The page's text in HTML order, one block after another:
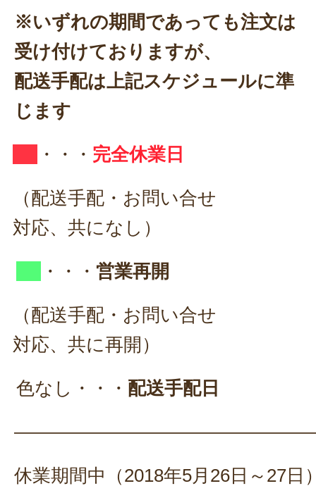
※いずれの期間であっても注文は
受け付けておりますが、
配送手配は上記スケジュールに準
じます
・・・ 完全休業日
（配送手配・お問い合せ
対応、共になし）
・・・ 営業再開
（配送手配・お問い合せ
対応、共に再開）
色なし・・・ 配送手配日
休業期間中（2018年5月26日～27日